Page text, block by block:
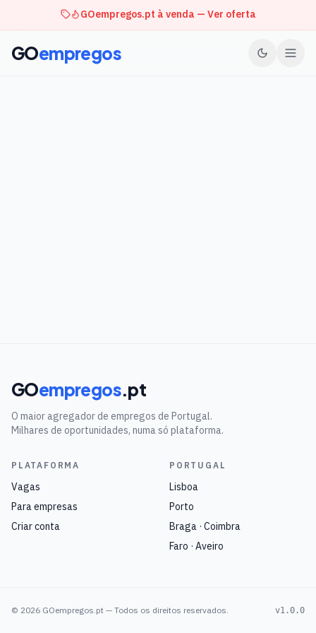
GOempregos.pt à venda — Ver oferta
GOempregos
GOempregos.pt
O maior agregador de empregos de Portugal.
Milhares de oportunidades, numa só plataforma.
PLATAFORMA
Vagas
Para empresas
Criar conta
PORTUGAL
Lisboa
Porto
Braga · Coimbra
Faro · Aveiro
© 2026 GOempregos.pt — Todos os direitos reservados. v1.0.0